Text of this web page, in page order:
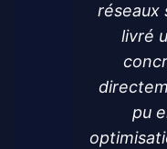
réseaux
livré
pu